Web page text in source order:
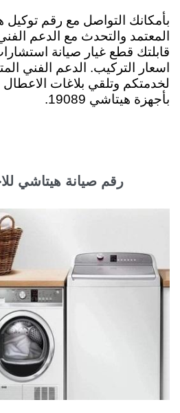
بأمكانك التواصل مع رقم توكيل
المعتمد والتحدث مع الدعم
قابلتك قطع غيار صيانة
اسعار التركيب. الدعم الفني
لخدمتكم وتلقي بلاغات الاعطال
بأجهزة هيتاشي 19089.
رقم صيانة هيتاشي